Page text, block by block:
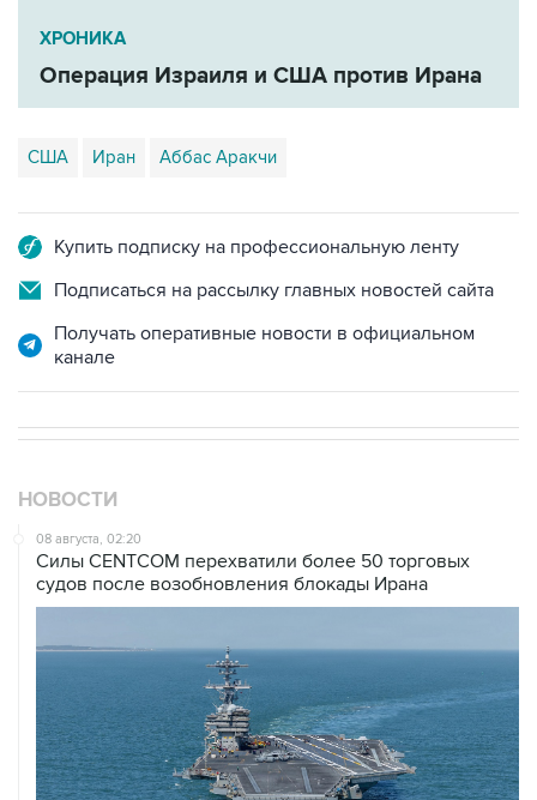
ХРОНИКА
Операция Израиля и США против Ирана
США Иран Аббас Аракчи
Купить подписку на профессиональную ленту
Подписаться на рассылку главных новостей сайта
Получать оперативные новости в официальном
канале
НОВОСТИ
08 августа, 02:20
Силы CENTCOM перехватили более 50 торговых
судов после возобновления блокады Ирана